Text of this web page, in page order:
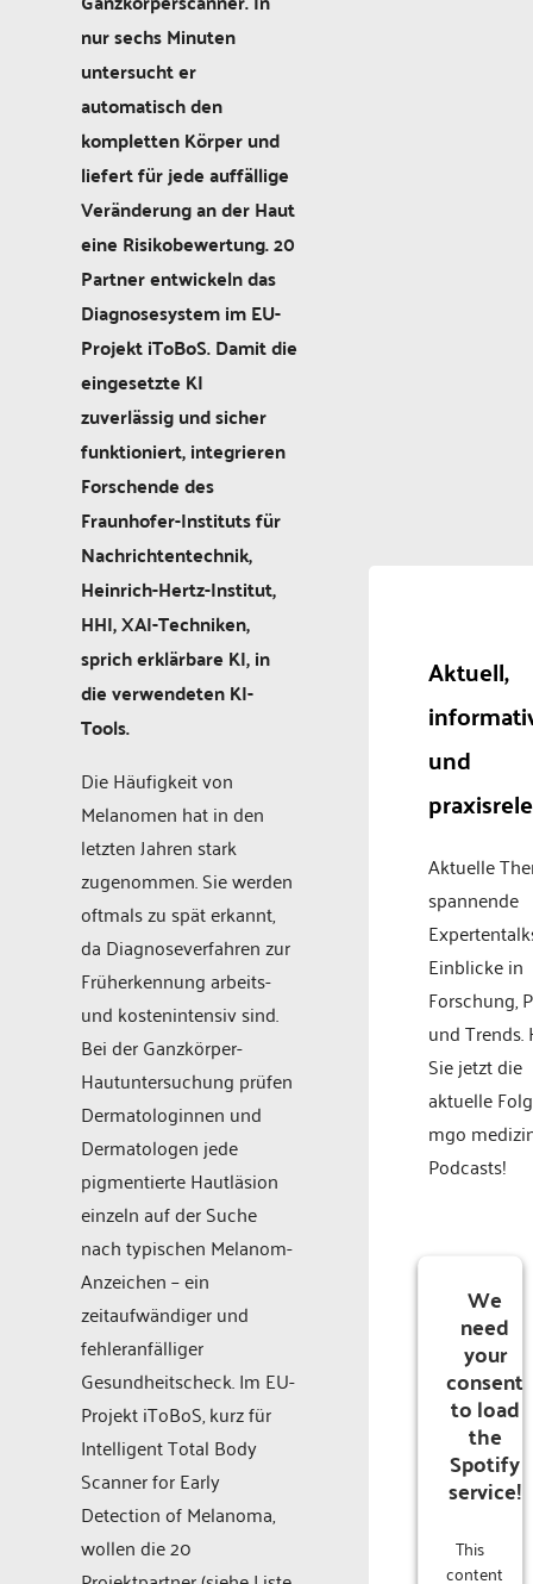
nur sechs Minuten
untersucht er
automatisch den
kompletten Körper und
liefert für jede auffällige
Veränderung an der Haut
eine Risikobewertung. 20
Partner entwickeln das
Diagnosesystem im EU-
Projekt iToBoS. Damit die
eingesetzte KI
zuverlässig und sicher
funktioniert, integrieren
Forschende des
Fraunhofer-Instituts für
Nachrichtentechnik,
Heinrich-Hertz-Institut,
HHI, XAI-Techniken,
sprich erklärbare KI, in
die verwendeten KI-
Tools.
Die Häufigkeit von
Melanomen hat in den
letzten Jahren stark
zugenommen. Sie werden
oftmals zu spät erkannt,
da Diagnoseverfahren zur
Früherkennung arbeits-
und kostenintensiv sind.
Bei der Ganzkörper-
Hautuntersuchung prüfen
Dermatologinnen und
Dermatologen jede
pigmentierte Hautläsion
einzeln auf der Suche
nach typischen Melanom-
Anzeichen – ein
zeitaufwändiger und
fehleranfälliger
Gesundheitscheck. Im EU-
Projekt iToBoS, kurz für
Intelligent Total Body
Scanner for Early
Detection of Melanoma,
wollen die 20
Aktuell,
und
Aktuelle
spannende
Einblicke in
Forschung,
und Trends.
Sie jetzt die
aktuelle
mgo
Podcasts!
We
need
your
consent
to load
the
Spotify
service!
This
content